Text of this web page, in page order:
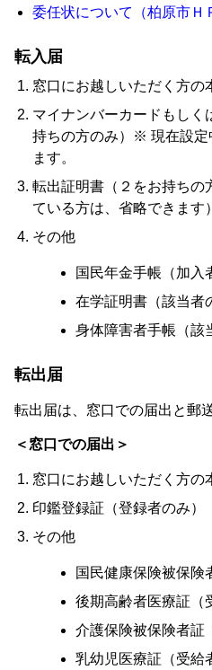
委任状について（柏原市Ｈ
転入届
窓口にお越しいただく方の
マイナンバーカードもしく
持ちの方のみ）※ 現在設定
ます。
転出証明書（２をお持ちの
ている方は、省略できます）
その他
国民年金手帳（加入
在学証明書（該当者
身体障害者手帳（
転出届
転出届は、窓口での届出と郵
＜窓口での届出＞
窓口にお越しいただく方の
印鑑登録証（登録者のみ）
その他
国民健康保険被保険
後期高齢者医療証（
介護保険被保険者証
乳幼児医療証（受